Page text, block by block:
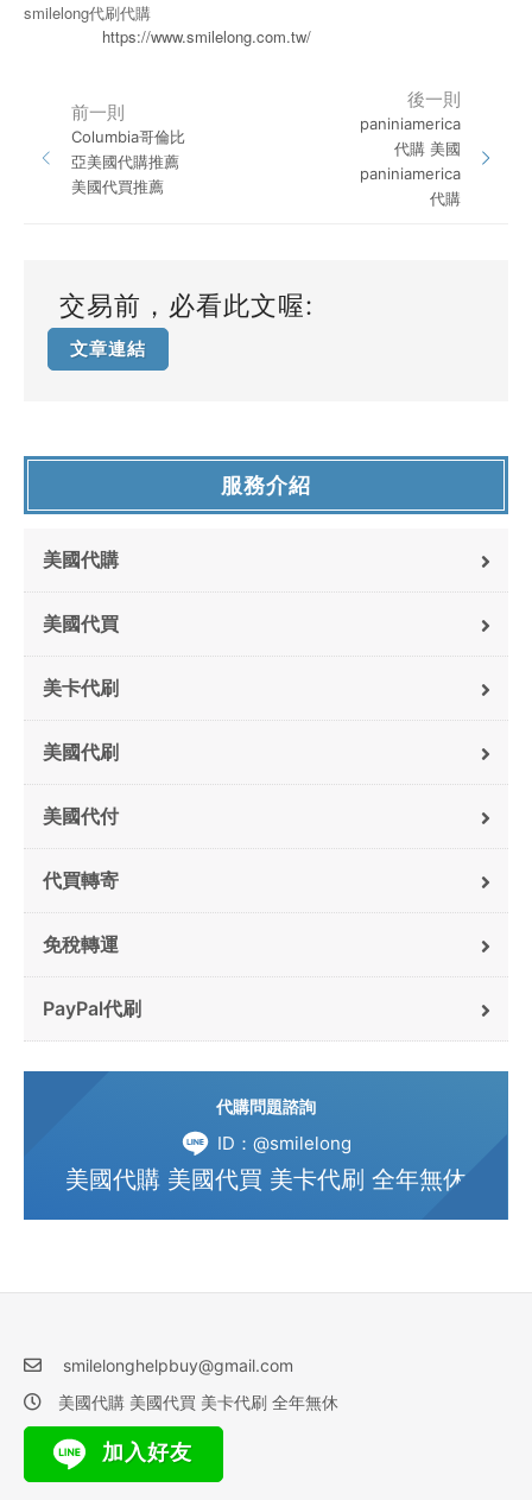
smilelong代刷代購
https://www.smilelong.com.tw/
前一則
Columbia哥倫比
亞美國代購推薦
美國代買推薦
後一則
paniniamerica
代購 美國
paniniamerica
代購
交易前，必看此文喔:
文章連結
服務介紹
美國代購
美國代買
美卡代刷
美國代刷
美國代付
代買轉寄
免稅轉運
PayPal代刷
代購問題諮詢
ID：@smilelong
美國代購 美國代買 美卡代刷 全年無休
smilelonghelpbuy@gmail.com
美國代購 美國代買 美卡代刷 全年無休
加入好友